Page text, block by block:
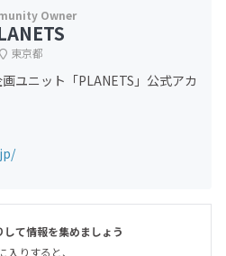
東京都
ユニット「PLANETS」公式アカ
して情報を集めましょう
入りすると、